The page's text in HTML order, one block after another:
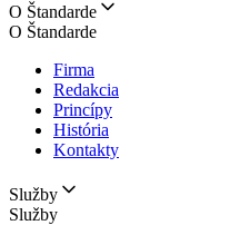
O Štandarde
O Štandarde
Firma
Redakcia
Princípy
História
Kontakty
Služby
Služby